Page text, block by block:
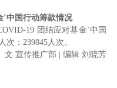
中国行动筹款情况
19 团结应对基金˙中国
：239845人次。
文 宣传推广部 | 编辑 刘晓芳